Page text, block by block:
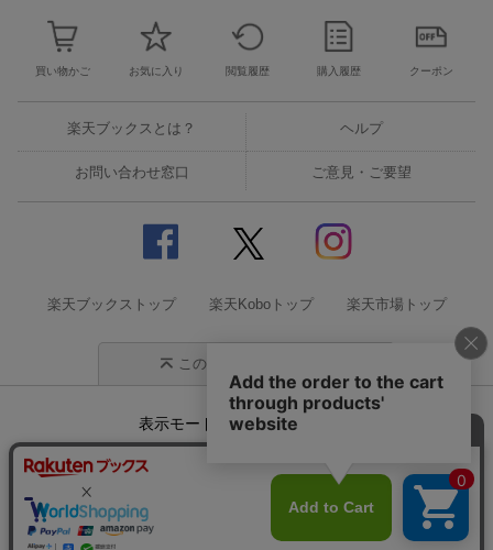
買い物かご お気に入り 閲覧履歴 購入履歴 クーポン
楽天ブックスとは？ ヘルプ
お問い合わせ窓口 ご意見・ご要望
楽天ブックストップ 楽天Koboトップ 楽天市場トップ
このページの先頭に戻る
表示モード モバイル
企業情報 個人情報保護方針